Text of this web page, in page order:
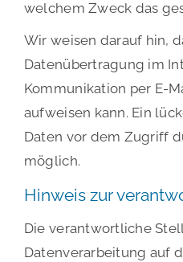
welchem Zweck das
Wir weisen darauf hin,
Datenübertragung im
Kommunikation per E-
aufweisen kann. Ein
Daten vor dem Zugriff
möglich.
Hinweis zur
Die verantwortliche
Datenverarbeitung auf